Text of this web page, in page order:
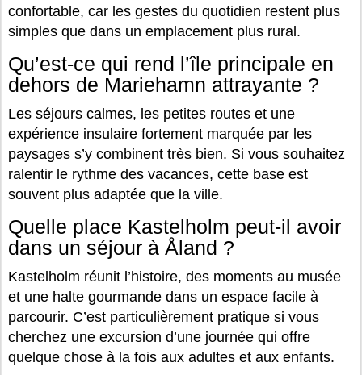
confortable, car les gestes du quotidien restent plus
simples que dans un emplacement plus rural.
Qu’est-ce qui rend l’île principale en
dehors de Mariehamn attrayante ?
Les séjours calmes, les petites routes et une
expérience insulaire fortement marquée par les
paysages s’y combinent très bien. Si vous souhaitez
ralentir le rythme des vacances, cette base est
souvent plus adaptée que la ville.
Quelle place Kastelholm peut-il avoir
dans un séjour à Åland ?
Kastelholm réunit l’histoire, des moments au musée
et une halte gourmande dans un espace facile à
parcourir. C’est particulièrement pratique si vous
cherchez une excursion d’une journée qui offre
quelque chose à la fois aux adultes et aux enfants.